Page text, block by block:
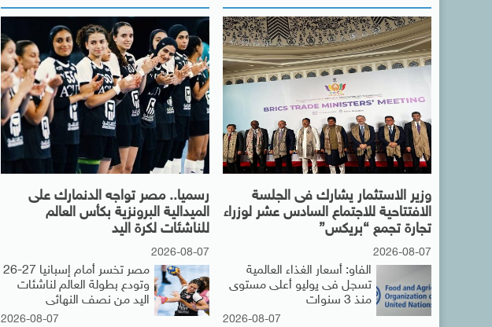
رسميا.. مصر تواجه الدنمارك على
الميدالية البرونزية بكأس العالم
للناشئات لكرة اليد
2026-08-07
مصر تخسر أمام إسبانيا 27-26
وتودع بطولة العالم لناشئات
اليد من نصف النهائى
2026-08-07
وزير الاستثمار يشارك فى الجلسة
الافتتاحية للاجتماع السادس عشر لوزراء
تجارة تجمع “بريكس”
2026-08-07
الفاو: أسعار الغذاء العالمية
تسجل فى يوليو أعلى مستوى
منذ 3 سنوات
2026-08-07